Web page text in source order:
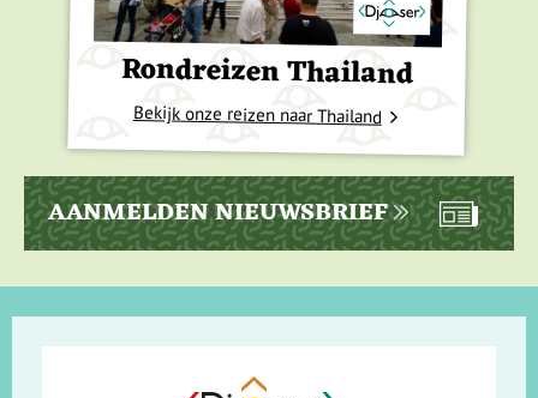
Rondreizen Thailand
Bekijk onze reizen naar Thailand
AANMELDEN NIEUWSBRIEF